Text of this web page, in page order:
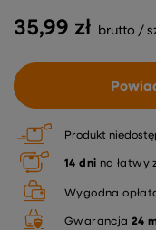
35,99 zł brutto /
Produkt
14 dni na łatwy
Wygodna
Gwarancja 24